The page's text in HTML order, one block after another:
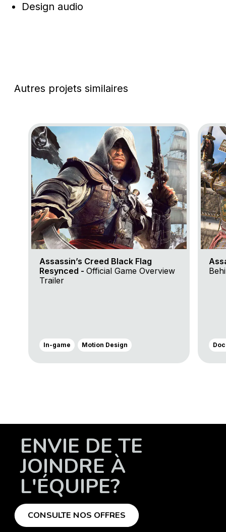
Design audio
Autres projets similaires
Go to project Assassin’s Creed Black Flag
Assassin’s Creed Black Flag
Resynced - Official Game Overview
Trailer
In-game Motion Design
Go to
ENVIE DE TE
JOINDRE À
L'ÉQUIPE?
CONSULTE NOS OFFRES